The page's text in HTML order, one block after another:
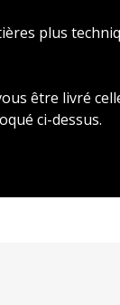
plus
être livré
ci-dessus.